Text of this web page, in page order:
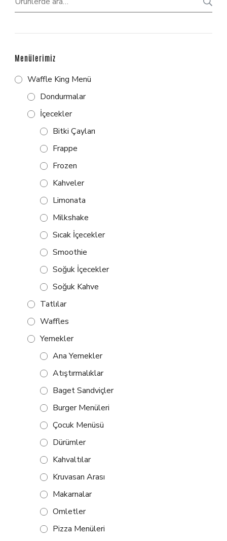
Menülerimiz
Waffle King Menü
Dondurmalar
İçecekler
Bitki Çayları
Frappe
Frozen
Kahveler
Limonata
Milkshake
Sıcak İçecekler
Smoothie
Soğuk İçecekler
Soğuk Kahve
Tatlılar
Waffles
Yemekler
Ana Yemekler
Atıştırmalıklar
Baget Sandviçler
Burger Menüleri
Çocuk Menüsü
Dürümler
Kahvaltılar
Kruvasan Arası
Makarnalar
Omletler
Pizza Menüleri